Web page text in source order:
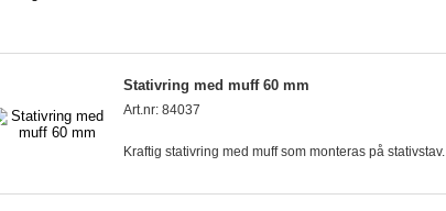
Stativring med muff 60 mm
Art.nr: 84037
Kraftig stativring med muff som monteras på stativstav.